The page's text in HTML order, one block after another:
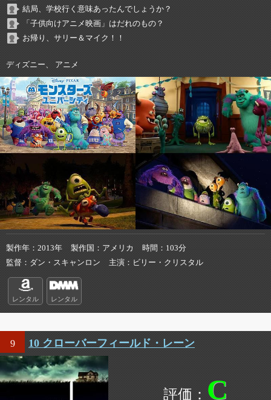
結局、学校行く意味あったんでしょうか？
「子供向けアニメ映画」はだれのもの？
お帰り、サリー＆マイク！！
ディズニー、 アニメ
製作年 2013年 製作国 アメリカ 時間
103分
監督
ダン・スキャンロン 主演 ビリー・クリスタル
レンタル レンタル
9 10 クローバーフィールド・レーン
C